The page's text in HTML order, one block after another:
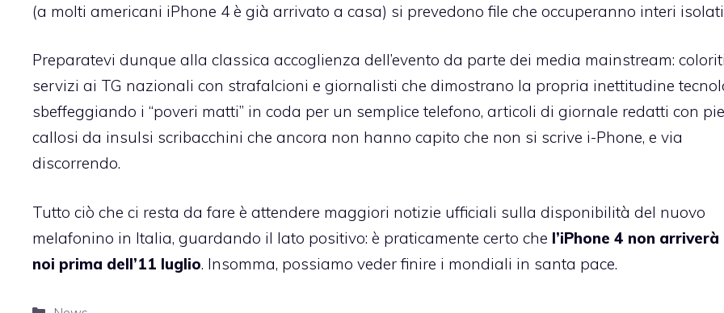
(a molti americani iPhone 4 è già arrivato a casa) si prevedono file che occuperanno interi
Preparatevi dunque alla classica accoglienza dell’evento da parte dei media mainstream:
servizi ai TG nazionali con strafalcioni e giornalisti che dimostrano la propria inettitudine
sbeffeggiando i “poveri matti” in coda per un semplice telefono, articoli di giornale redatti con
callosi da insulsi scribacchini che ancora non hanno capito che non si scrive i-Phone, e via
discorrendo.
Tutto ciò che ci resta da fare è attendere maggiori notizie ufficiali sulla disponibilità del nuovo
melafonino in Italia, guardando il lato positivo: è praticamente certo che l’iPhone 4 non arriverà
noi prima dell’11 luglio. Insomma, possiamo veder finire i mondiali in santa pace.